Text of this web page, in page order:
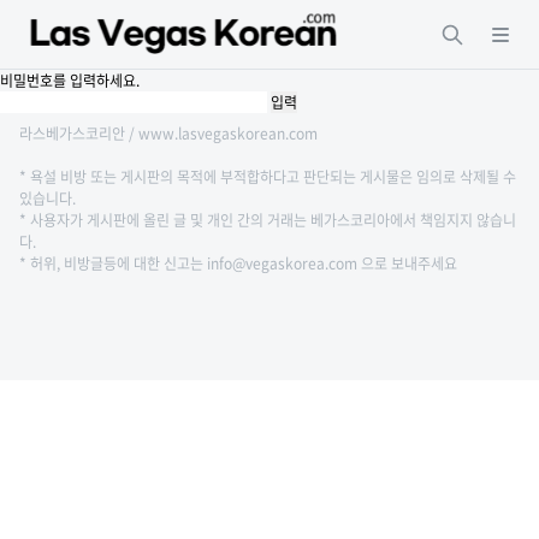
비밀번호를 입력하세요.
라스베가스코리안 / www.lasvegaskorean.com
* 욕설 비방 또는 게시판의 목적에 부적합하다고 판단되는 게시물은 임의로 삭제될 수
있습니다.
* 사용자가 게시판에 올린 글 및 개인 간의 거래는 베가스코리아에서 책임지지 않습니
다.
* 허위, 비방글등에 대한 신고는 info@vegaskorea.com 으로 보내주세요